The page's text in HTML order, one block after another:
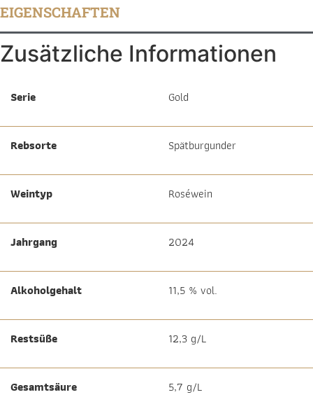
Menge
EIGENSCHAFTEN
Zusätzliche Informationen
Serie Gold
Rebsorte Spätburgunder
Weintyp Roséwein
Jahrgang 2024
Alkoholgehalt 11,5 % vol.
Restsüße 12,3 g/L
Gesamtsäure 5,7 g/L